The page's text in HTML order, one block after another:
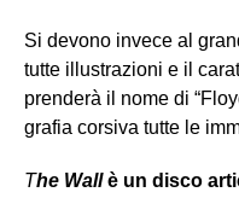
Si devono invece al
tutte illustrazioni e il
prenderà il nome di
grafia corsiva tutte le
The Wallè un disco